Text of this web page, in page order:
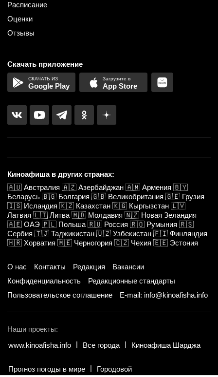
Расписание
Оценки
Отзывы
Скачать приложение
Google Play App Store
Киноафиша в других странах:
🇦🇺 Австралия 🇦🇿 Азербайджан 🇦🇲 Армения 🇧🇾
Беларусь 🇧🇬 Болгария 🇬🇧 Великобритания 🇬🇪 Грузия
🇮🇸 Исландия 🇰🇿 Казахстан 🇰🇬 Кыргызстан 🇱🇻
Латвия 🇱🇹 Литва 🇲🇩 Молдавия 🇳🇿 Новая Зеландия
🇦🇪 ОАЭ 🇵🇱 Польша 🇷🇺 Россия 🇷🇴 Румыния 🇷🇸
Сербия 🇹🇯 Таджикистан 🇺🇿 Узбекистан 🇫🇮 Финляндия
🇭🇷 Хорватия 🇲🇪 Черногория 🇨🇿 Чехия 🇪🇪 Эстония
О нас Контакты Редакция
Вакансии
Конфиденциальность
Редакционные стандарты
Пользовательское соглашение
E-mail: info@kinoafisha.info
Наши проекты:
www.kinoafisha.info
Все города Киноафиша Шарджа
Прогноз погоды в мире Городовой